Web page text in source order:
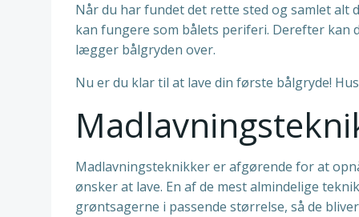
Når du har fundet det rette sted og samlet alt
kan fungere som bålets periferi. Derefter
lægger bålgryden over.
Nu er du klar til at lave din første bålgryde!
Madlavningsteknikker er afgørende for at
ønsker at lave. En af de mest almindelige
grøntsagerne i passende størrelse, så de